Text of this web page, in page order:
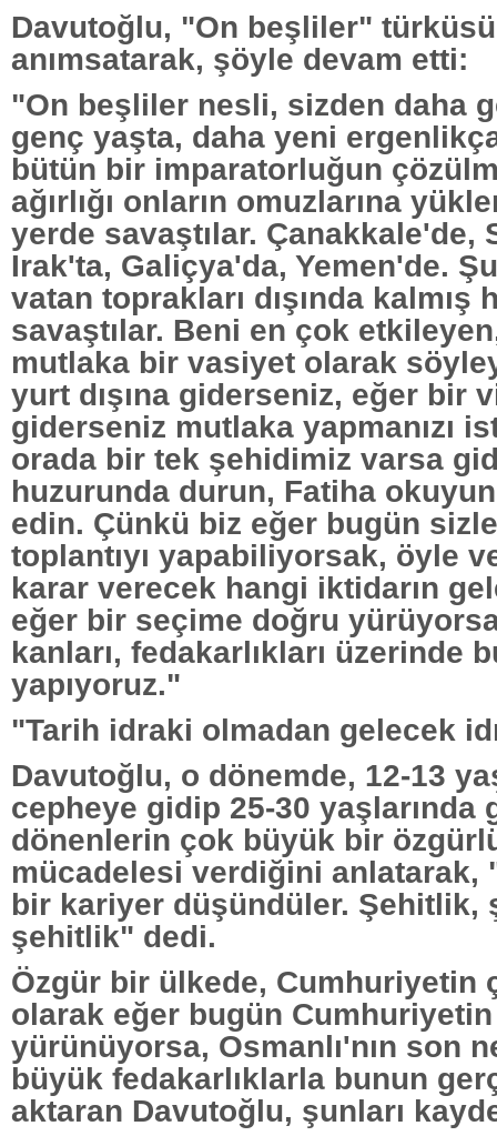
Davutoğlu, "On beşliler"
anımsatarak, şöyle devam etti:
"On beşliler nesli, sizden daha
genç yaşta, daha yeni
bütün bir imparatorluğun
ağırlığı onların omuzlarına
yerde savaştılar. Çanakkale'de,
Irak'ta, Galiçya'da, Yemen'de.
vatan toprakları dışında kalmış
savaştılar. Beni en çok
mutlaka bir vasiyet olarak
yurt dışına giderseniz, eğer bir
giderseniz mutlaka yapmanızı
orada bir tek şehidimiz varsa
huzurunda durun, Fatiha
edin. Çünkü biz eğer bugün
toplantıyı yapabiliyorsak, öyle
karar verecek hangi iktidarın
eğer bir seçime doğru
kanları, fedakarlıkları üzerinde
yapıyoruz."
"Tarih idraki olmadan gelecek
Davutoğlu, o dönemde, 12-13
cepheye gidip 25-30 yaşlarında
dönenlerin çok büyük bir
mücadelesi verdiğini anlatarak,
bir kariyer düşündüler. Şehitlik,
şehitlik" dedi.
Özgür bir ülkede, Cumhuriyetin
olarak eğer bugün Cumhuriyetin
yürünüyorsa, Osmanlı'nın son
büyük fedakarlıklarla bunun
aktaran Davutoğlu, şunları